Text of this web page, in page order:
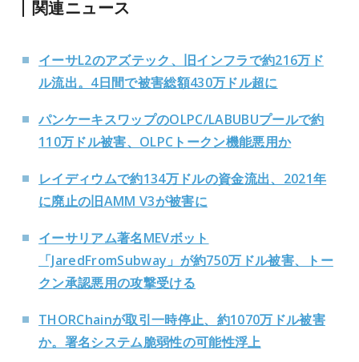
関連ニュース
イーサL2のアズテック、旧インフラで約216万ド
ル流出。4日間で被害総額430万ドル超に
パンケーキスワップのOLPC/LABUBUプールで約
110万ドル被害、OLPCトークン機能悪用か
レイディウムで約134万ドルの資金流出、2021年
に廃止の旧AMM V3が被害に
イーサリアム著名MEVボット
「JaredFromSubway」が約750万ドル被害、トー
クン承認悪用の攻撃受ける
THORChainが取引一時停止、約1070万ドル被害
か。署名システム脆弱性の可能性浮上